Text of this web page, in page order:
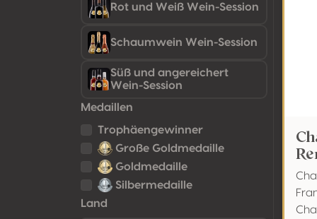
Rot und Weiß Wein-Session
Schaumwein Wein-Session
Süß und angereichert
Wein-Session
Medaillen
Trophäengewinner
Große Goldmedaille
Goldmedaille
Silbermedaille
Land